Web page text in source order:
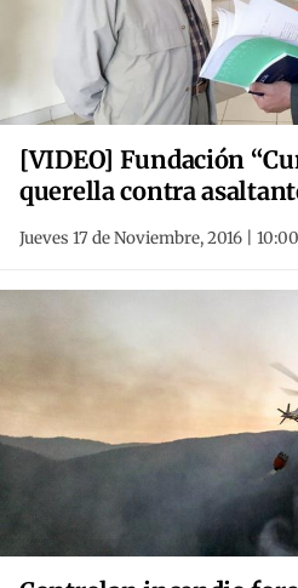
[VIDEO] Fundación
querella contra
Jueves 17 de Noviembre, 2016 | 10:00